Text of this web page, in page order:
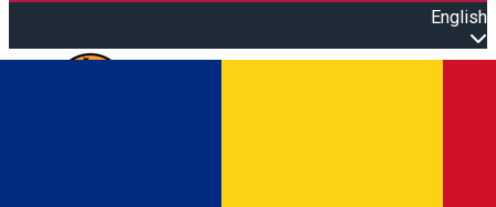
English